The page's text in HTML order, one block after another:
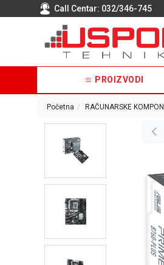
Call Centar: 032/346-745
PROIZVODI
Početna RAČUNARSKE